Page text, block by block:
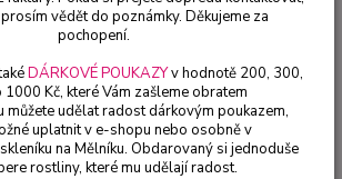
vědět do poznámky. Děkujeme za
pochopení.
DÁRKOVÉ POUKAZYv hodnotě 200, 300,
Kč, které Vám zašleme obratem
můžete udělat radost dárkovým poukazem,
uplatnit v e-shopu nebo osobně v
na Mělníku. Obdarovaný si jednoduše
rostliny, které mu udělají radost.